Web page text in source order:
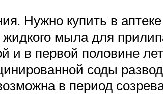
Нужно купить в
мыла для
и в первой половине
соды
в период